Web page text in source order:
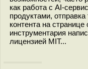
как работа с AI-
продуктами,
контента на
инструментария
лицензией MIT...